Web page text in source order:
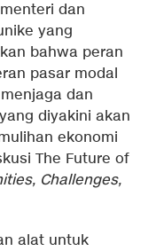
dan
yang
bahwa peran
pasar modal
dan
diyakini akan
ekonomi
The Future of
Challenges,
alat untuk